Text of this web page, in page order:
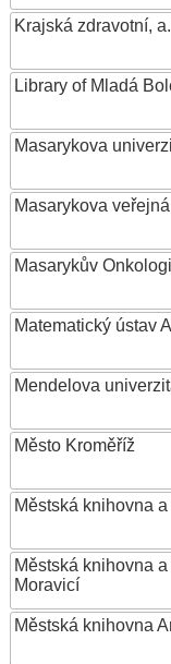
Krajská zdravotní,
Library of Mladá
Masarykova
Masarykova
Masarykův
Matematický ústav
Mendelova
Město Kroměříž
Městská knihovna
Městská knihovna
Moravicí
Městská knihovna